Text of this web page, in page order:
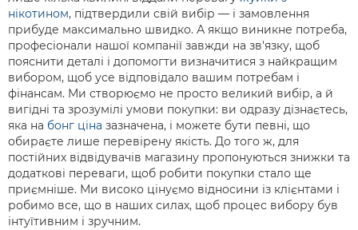
нікотином, підтвердили свій вибір — і замовлення
прибуде максимально швидко. А якщо виникне потреба,
професіонали нашої компанії завжди на зв'язку, щоб
пояснити деталі і допомогти визначитися з найкращим
вибором, щоб усе відповідало вашим потребам і
фінансам. Ми створюємо не просто великий вибір, а й
вигідні та зрозумілі умови покупки: ви одразу дізнаєтесь,
яка на бонг ціна зазначена, і можете бути певні, що
обираєте лише перевірену якість. До того ж, для
постійних відвідувачів магазину пропонуються знижки та
додаткові переваги, щоб робити покупки стало ще
приємніше. Ми високо цінуємо відносини із клієнтами і
робимо все, що в наших силах, щоб процес вибору був
інтуїтивним і зручним.